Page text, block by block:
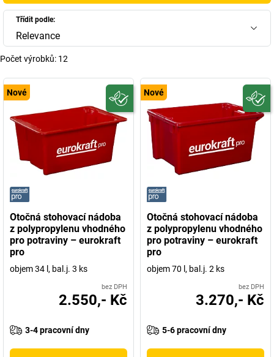
Třídit podle:
Relevance
Počet výrobků: 12
Nové
Otočná stohovací nádoba
z polypropylenu vhodného
pro potraviny – eurokraft
pro
objem 34 l, bal.j. 3 ks
bez DPH
2.550,- Kč
3-4 pracovní dny
Nové
Otočná stohovací nádoba
z polypropylenu vhodného
pro potraviny – eurokraft
pro
objem 70 l, bal.j. 2 ks
bez DPH
3.270,- Kč
5-6 pracovní dny